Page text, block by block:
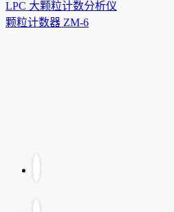
LPC 大颗粒计数分析仪
颗粒计数器 ZM-6